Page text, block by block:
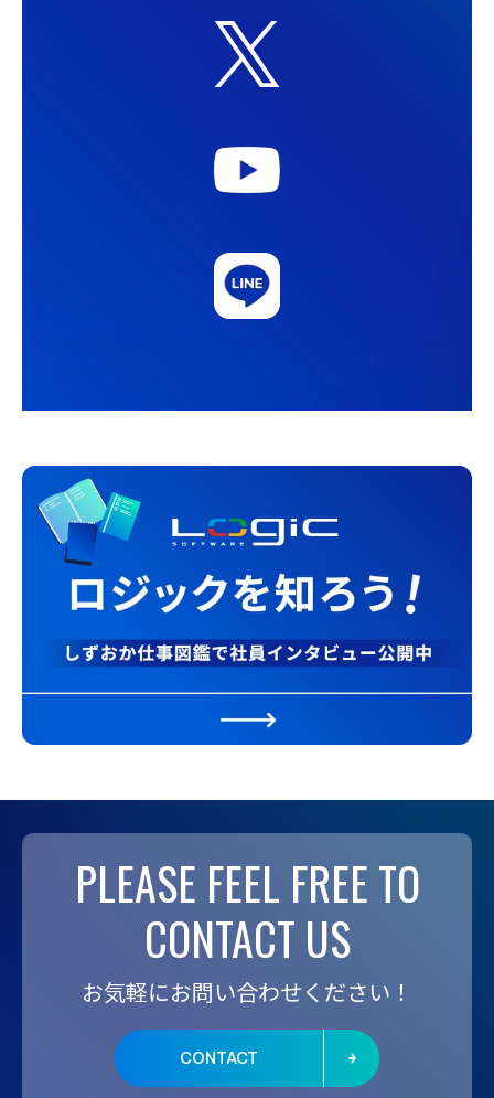
PLEASE FEEL FREE TO
CONTACT US
お気軽にお問い合わせください！
CONTACT